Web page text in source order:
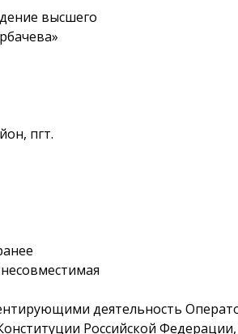
высшего
пгт.
деятельность
Российской